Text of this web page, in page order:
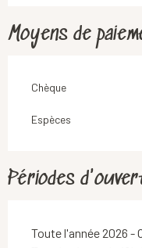
Moyens de
Chèque
Espèces
Périodes
Toute l'année 2026 -